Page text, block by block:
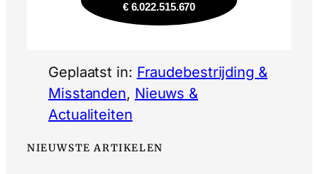
€ 6.022.515.670
Geplaatst in: Fraudebestrijding &
Misstanden, Nieuws &
Actualiteiten
NIEUWSTE ARTIKELEN